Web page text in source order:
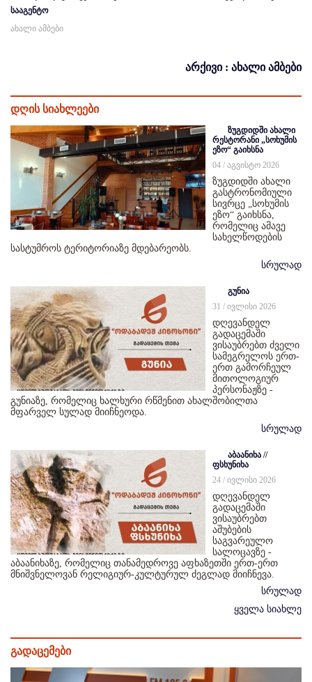
სააგენტო
ახალი ამბები
არქივი : ახალი ამბები
დღის სიახლეები
ზუგდიდში ახალი
რესტორანი „სოხუმის
ეზო“ გაიხსნა
04 / აგვისტო 2026
ზუგდიდში ახალი
გასტრონომიული
სივრცე „სოხუმის
ეზო“ გაიხსნა,
რომელიც ამავე
სახელწოდების
სასტუმროს ტერიტორიაზე მდებარეობს.
სრულად
გუნია
31 / ივლისი 2026
დღევანდელ
გადაცემაში
ვისაუბრებთ ძველი
სამეგრელოს ერთ-
ერთ გამორჩეულ
მითოლოგიურ
პერსონაჟზე -
გუნიაზე, რომელიც ხალხური რწმენით ახალშობილთა
მფარველ სულად მიიჩნეოდა.
სრულად
აბაანიხა //
ფსხუნიხა
24 / ივლისი 2026
დღევანდელ
გადაცემაში
ვისაუბრებთ
აშუბების
საგვარეულო
სალოცავზე -
აბაანიხაზე, რომელიც თანამედროვე აფხაზეთში ერთ-ერთ
მნიშვნელოვან რელიგიურ-კულტურულ ძეგლად მიიჩნევა.
სრულად
ყველა სიახლე
გადაცემები